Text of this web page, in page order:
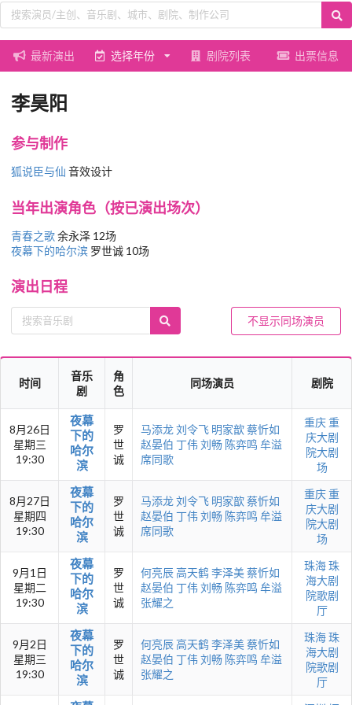
最新演出 选择年份 剧院列表 出票信息
李昊阳
参与制作
狐说臣与仙 音效设计
当年出演角色（按已演出场次）
青春之歌余永泽 12场
夜幕下的哈尔滨 罗世诚 10场
演出日程
不显示同场演员
时间
音乐
剧
角
色
同场演员 剧院
8月26日
星期三
19:30
夜幕
下的
哈尔
滨
罗
世
诚
马添龙刘令飞 明家歆蔡忻如
赵晏伯 丁伟刘畅 陈弈鸣 牟溢
席同歌
重庆重
庆大剧
院大剧
场
8月27日
星期四
19:30
夜幕
下的
哈尔
滨
罗
世
诚
马添龙刘令飞 明家歆蔡忻如
赵晏伯 丁伟刘畅 陈弈鸣 牟溢
席同歌
重庆重
庆大剧
院大剧
场
9月1日
星期二
19:30
夜幕
下的
哈尔
滨
罗
世
诚
何亮辰高天鹤李泽美蔡忻如
赵晏伯 丁伟刘畅 陈弈鸣 牟溢
张耀之
珠海珠
海大剧
院歌剧
厅
9月2日
星期三
19:30
夜幕
下的
哈尔
滨
罗
世
诚
何亮辰高天鹤李泽美蔡忻如
赵晏伯 丁伟刘畅 陈弈鸣 牟溢
张耀之
珠海珠
海大剧
院歌剧
厅